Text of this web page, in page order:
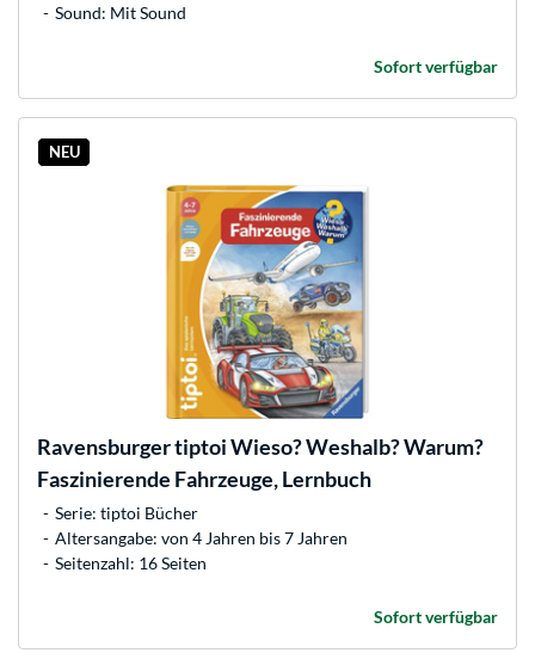
Sound: Mit Sound
Sofort verfügbar
NEU
Ravensburgertiptoi Wieso? Weshalb? Warum?
Faszinierende Fahrzeuge, Lernbuch
Serie: tiptoi Bücher
Altersangabe: von 4 Jahren bis 7 Jahren
Seitenzahl: 16 Seiten
Sofort verfügbar